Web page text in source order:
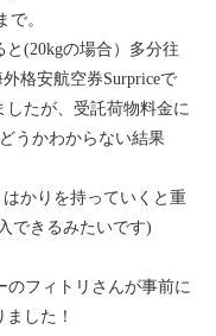
で。
(20kgの場合）多分往
格安航空券Surpriceで
たが、受託荷物料金に
うかわからない結果
かりを持っていくと重
できるみたいです)
のフィトリさんが事前に
した！